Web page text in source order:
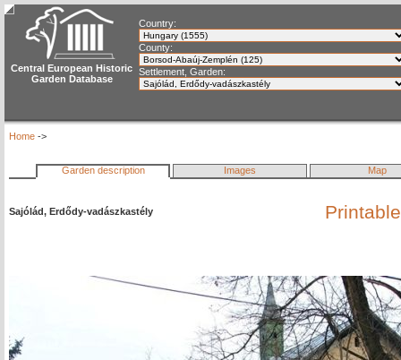
Central European Historic
Garden Database
Country:
County:
Settlement, Garden:
Home ->
Garden description Images Map
Sajólád, Erdődy-vadászkastély